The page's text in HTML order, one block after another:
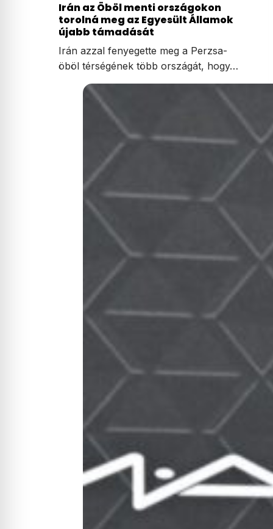
Irán az Öböl menti országokon
torolná meg az Egyesült Államok
újabb támadását
Irán azzal fenyegette meg a Perzsa-
öböl térségének több országát, hogy…